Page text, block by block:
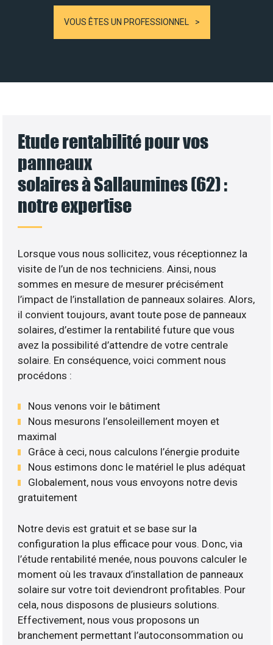
VOUS ÊTES UN PROFESSIONNEL
Etude rentabilité pour vos
panneaux
solaires à Sallaumines (62) :
notre expertise
Lorsque vous nous sollicitez, vous réceptionnez la
visite de l’un de nos techniciens. Ainsi, nous
sommes en mesure de mesurer précisément
l’impact de l’installation de panneaux solaires. Alors,
il convient toujours, avant toute pose de panneaux
solaires, d’estimer la rentabilité future que vous
avez la possibilité d’attendre de votre centrale
solaire. En conséquence, voici comment nous
procédons :
Nous venons voir le bâtiment
Nous mesurons l’ensoleillement moyen et
maximal
Grâce à ceci, nous calculons l’énergie produite
Nous estimons donc le matériel le plus adéquat
Globalement, nous vous envoyons notre devis
gratuitement
Notre devis est gratuit et se base sur la
configuration la plus efficace pour vous. Donc, via
l’étude rentabilité menée, nous pouvons calculer le
moment où les travaux d’installation de panneaux
solaire sur votre toit deviendront profitables. Pour
cela, nous disposons de plusieurs solutions.
Effectivement, nous vous proposons un
branchement permettant l’autoconsommation ou